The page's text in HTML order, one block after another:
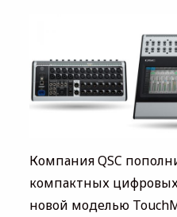
Компания QSC
компактных
новой моделью